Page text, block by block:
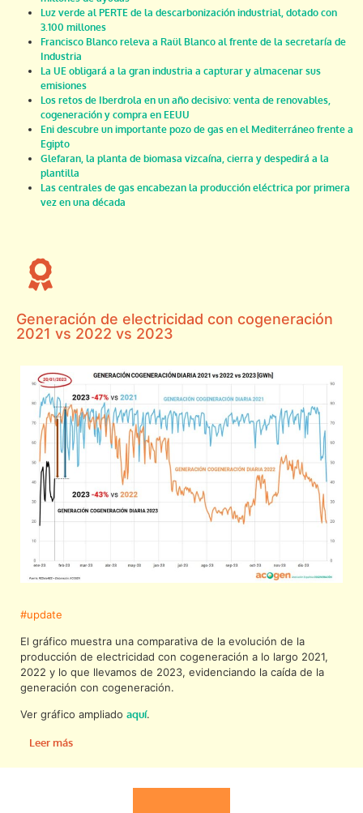
Luz verde al PERTE de la descarbonización industrial, dotado con
3.100 millones
Francisco Blanco releva a Raül Blanco al frente de la secretaría de
Industria
La UE obligará a la gran industria a capturar y almacenar sus
emisiones
Los retos de Iberdrola en un año decisivo: venta de renovables,
cogeneración y compra en EEUU
Eni descubre un importante pozo de gas en el Mediterráneo frente a
Egipto
Glefaran, la planta de biomasa vizcaína, cierra y despedirá a la
plantilla
Las centrales de gas encabezan la producción eléctrica por primera
vez en una década
Generación de electricidad con cogeneración
2021 vs 2022 vs 2023
#update
El gráfico muestra una comparativa de la evolución de la
producción de electricidad con cogeneración a lo largo 2021,
2022 y lo que llevamos de 2023, evidenciando la caída de la
generación con cogeneración.
Ver gráfico ampliado aquí.
Leer más